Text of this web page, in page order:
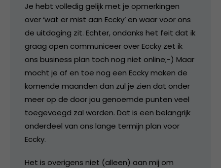
Je hebt volledig gelijk met je opmerkingen
over ‘wat er mist aan Eccky’ en waar voor ons
de uitdaging zit. Echter, ondanks het feit dat ik
graag open communiceer over Eccky zet ik
ons business plan toch nog niet online;-) Maar
mocht je af en toe nog een Eccky maken de
komende maanden dan zul je zien dat onder
meer op de door jou genoemde punten veel
toegevoegd zal worden. Dat is een belangrijk
onderdeel van ons lange termijn plan voor
Eccky.
Het is overigens niet (alleen) aan mij om